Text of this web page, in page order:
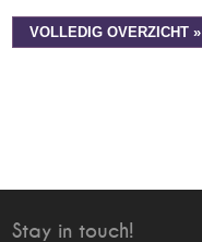
VOLLEDIG OVERZICHT »
Stay in touch!